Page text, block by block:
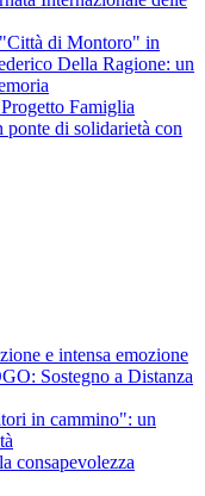
di Montoro" in
Della Ragione: un
Famiglia
di solidarietà con
e intensa emozione
Sostegno a Distanza
in cammino": un
consapevolezza